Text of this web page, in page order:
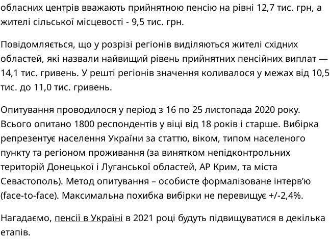
обласних центрів вважають прийнятною пенсію на рівні 12,7 тис. грн, а
жителі сільської місцевості - 9,5 тис. грн.
Повідомляється, що у розрізі регіонів виділяються жителі східних
областей, які назвали найвищий рівень прийнятних пенсійних виплат —
14,1 тис. гривень. У решті регіонів значення коливалося у межах від 10,5
тис. до 11,0 тис. гривень.
Опитування проводилося у період з 16 по 25 листопада 2020 року.
Всього опитано 1800 респондентів у віці від 18 років і старше. Вибірка
репрезентує населення України за статтю, віком, типом населеного
пункту та регіоном проживання (за винятком непідконтрольних
територій Донецької і Луганської областей, АР Крим, та міста
Севастополь). Метод опитування – особисте формалізоване інтерв’ю
(face-to-face). Максимальна похибка вибірки не перевищує +/-2,4%.
Нагадаємо, пенсії в Україні в 2021 році будуть підвищуватися в декілька
етапів.